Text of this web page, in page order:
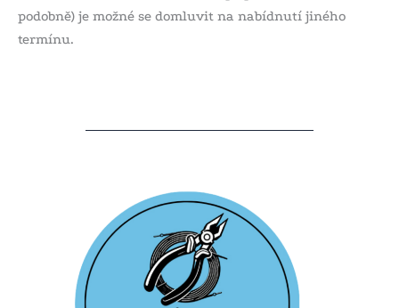
podobně) je možné se domluvit na nabídnutí jiného
termínu.